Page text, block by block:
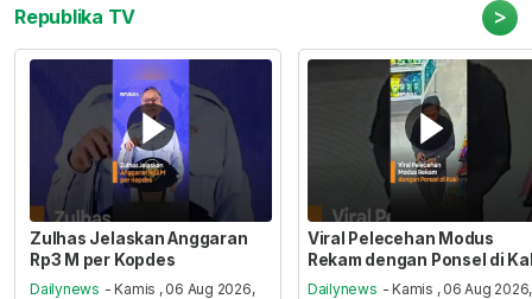
Republika TV >
Zulhas Jelaskan Anggaran
Rp3 M per Kopdes
Dailynews - Kamis , 06 Aug 2026,
Viral Pelecehan Modus
Rekam dengan Ponsel di
Dailynews - Kamis , 06 Aug 2026,